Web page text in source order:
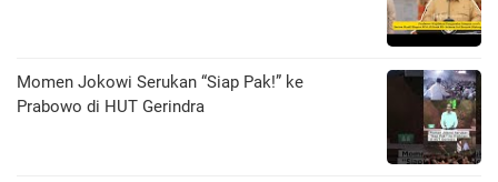
Momen Jokowi Serukan “Siap Pak!” ke
Prabowo di HUT Gerindra